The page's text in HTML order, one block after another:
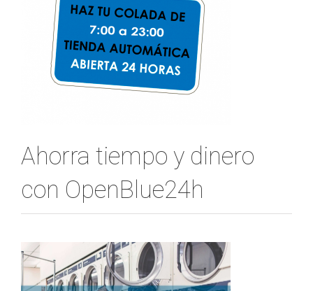
Ahorra tiempo y dinero
con OpenBlue24h